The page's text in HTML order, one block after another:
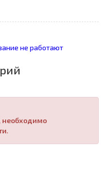
не работают
необходимо
.